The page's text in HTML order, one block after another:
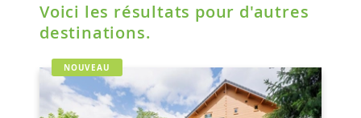
Voici les résultats pour d'autres
destinations.